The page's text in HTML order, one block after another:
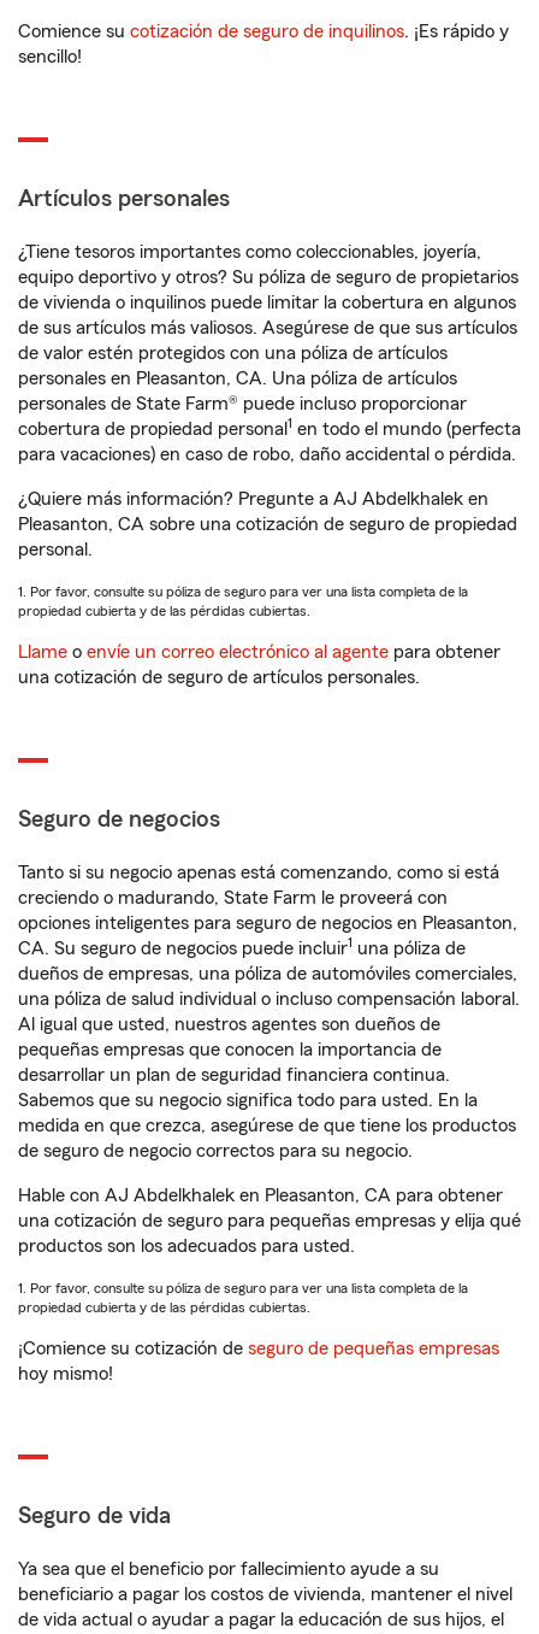
Comience su cotización de seguro de inquilinos. ¡Es rápido y
sencillo!
Artículos personales
¿Tiene tesoros importantes como coleccionables, joyería,
equipo deportivo y otros? Su póliza de seguro de propietarios
de vivienda o inquilinos puede limitar la cobertura en algunos
de sus artículos más valiosos. Asegúrese de que sus artículos
de valor estén protegidos con una póliza de artículos
personales en Pleasanton, CA. Una póliza de artículos
personales de State Farm® puede incluso proporcionar
cobertura de propiedad personal 1 en todo el mundo (perfecta
para vacaciones) en caso de robo, daño accidental o pérdida.
¿Quiere más información? Pregunte a AJ Abdelkhalek en
Pleasanton, CA sobre una cotización de seguro de propiedad
personal.
1. Por favor, consulte su póliza de seguro para ver una lista completa de la
propiedad cubierta y de las pérdidas cubiertas.
Llame o envíe un correo electrónico al agente para obtener
una cotización de seguro de artículos personales.
Seguro de negocios
Tanto si su negocio apenas está comenzando, como si está
creciendo o madurando, State Farm le proveerá con
opciones inteligentes para seguro de negocios en Pleasanton,
CA. Su seguro de negocios puede incluir1 una póliza de
dueños de empresas, una póliza de automóviles comerciales,
una póliza de salud individual o incluso compensación laboral.
Al igual que usted, nuestros agentes son dueños de
pequeñas empresas que conocen la importancia de
desarrollar un plan de seguridad financiera continua.
Sabemos que su negocio significa todo para usted. En la
medida en que crezca, asegúrese de que tiene los productos
de seguro de negocio correctos para su negocio.
Hable con AJ Abdelkhalek en Pleasanton, CA para obtener
una cotización de seguro para pequeñas empresas y elija qué
productos son los adecuados para usted.
1. Por favor, consulte su póliza de seguro para ver una lista completa de la
propiedad cubierta y de las pérdidas cubiertas.
¡Comience su cotización de seguro de pequeñas empresas
hoy mismo!
Seguro de vida
Ya sea que el beneficio por fallecimiento ayude a su
beneficiario a pagar los costos de vivienda, mantener el nivel
de vida actual o ayudar a pagar la educación de sus hijos, el